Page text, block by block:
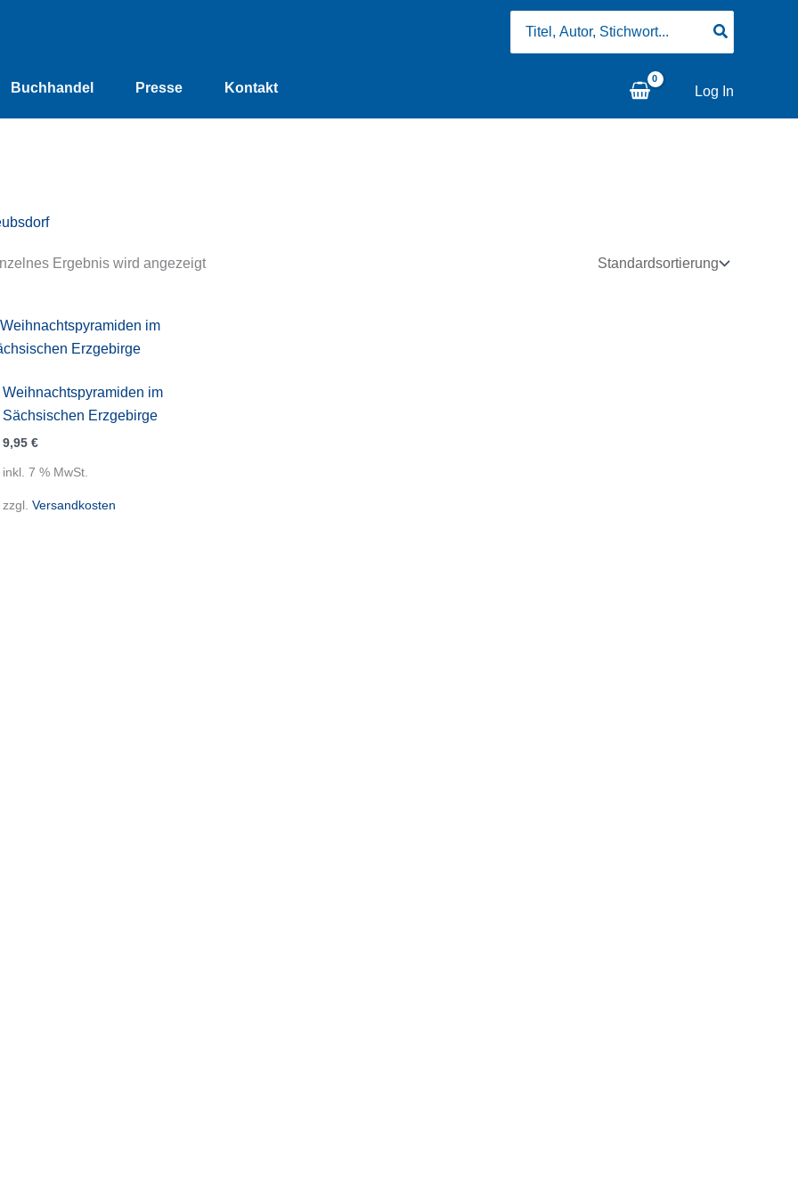
for:
Buchhandel Presse Kontakt Log In
Ergebnis wird angezeigt
Weihnachtspyramiden im
Sächsischen Erzgebirge
9,95€
inkl. 7 % MwSt.
zzgl.Versandkosten